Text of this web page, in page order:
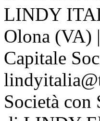
LINDY
Olona (VA)
Capitale
Società con